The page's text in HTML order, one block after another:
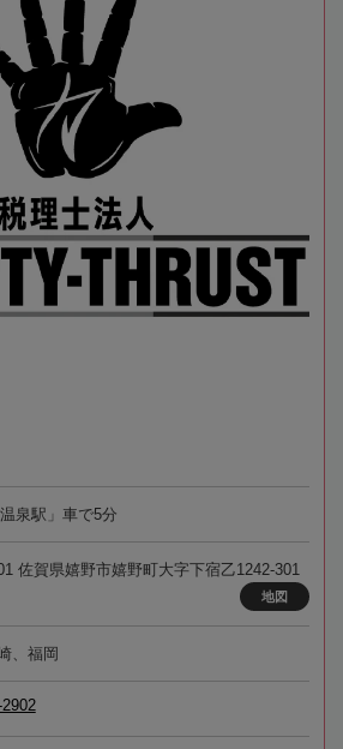
泉駅」車で5分
佐賀県嬉野市嬉野町大字下宿乙1242-301
地図
、福岡